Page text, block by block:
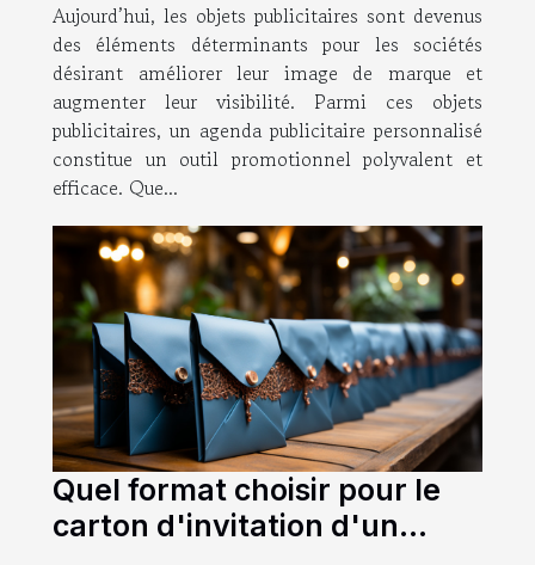
Aujourd’hui, les objets publicitaires sont devenus
des éléments déterminants pour les sociétés
désirant améliorer leur image de marque et
augmenter leur visibilité. Parmi ces objets
publicitaires, un agenda publicitaire personnalisé
constitue un outil promotionnel polyvalent et
efficace. Que...
Quel format choisir pour le
carton d'invitation d'un